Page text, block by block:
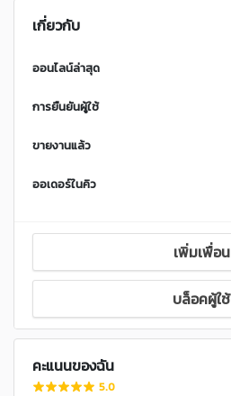
เกี่ยวกับ
ออนไลน์ล่าสุด
การยืนยันผู้ใช้
ขายงานแล้ว
ออเดอร์ในคิว
เพิ่มเพื่อน
บล็อคผู้ใช้
คะแนนของฉัน
5.0